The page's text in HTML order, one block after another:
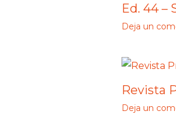
Ed. 44 –
Deja un
Revista
Deja un